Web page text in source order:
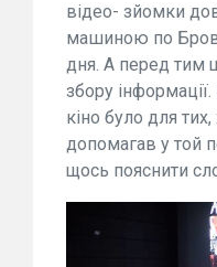
відео- зйомки
машиною по
дня. А перед тим
збору
кіно було для тих,
допомагав у той
щось пояснити